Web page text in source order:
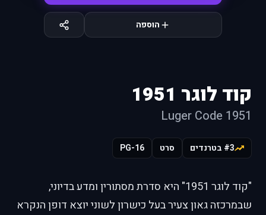
הוספה
קוד לוגר 1951
Luger Code 1951
#3 בטרנדים סרט PG-16
"קוד לוגר 1951" היא סדרת מסתורין ומדע בדיוני,
שבמרכזה גאון צעיר בעל כישרון לשוני יוצא דופן הנקרא